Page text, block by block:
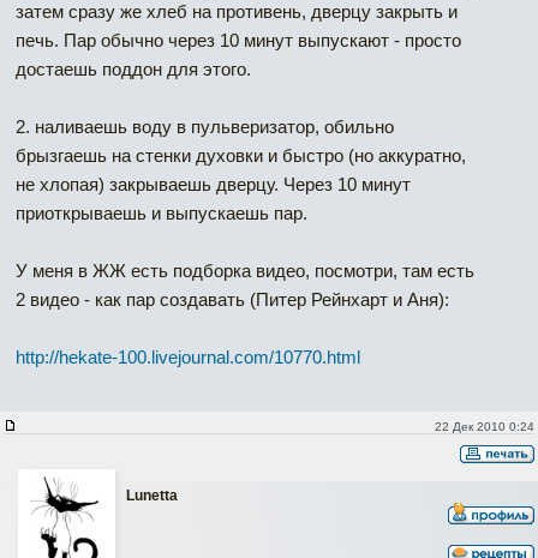
затем сразу же хлеб на противень, дверцу закрыть и
печь. Пар обычно через 10 минут выпускают - просто
достаешь поддон для этого.
2. наливаешь воду в пульверизатор, обильно
брызгаешь на стенки духовки и быстро (но аккуратно,
не хлопая) закрываешь дверцу. Через 10 минут
приоткрываешь и выпускаешь пар.
У меня в ЖЖ есть подборка видео, посмотри, там есть
2 видео - как пар создавать (Питер Рейнхарт и Аня):
http://hekate-100.livejournal.com/10770.html
22 Дек 2010 0:24
Lunetta